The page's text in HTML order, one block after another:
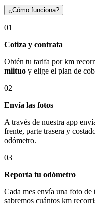
¿Cómo funciona?
01
Cotiza y contrata
Obtén tu tarifa por km
miituo y elige el plan de
02
Envía las fotos
A través de nuestra app
frente, parte trasera y
odómetro.
03
Reporta tu odómetro
Cada mes envía una foto
sabremos cuántos km